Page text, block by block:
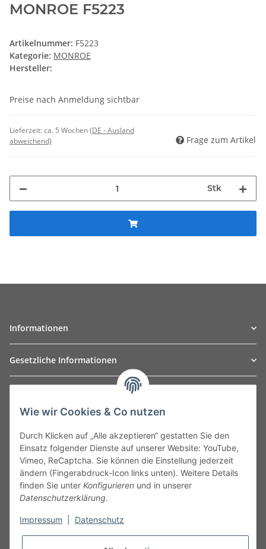
MONROE F5223
Artikelnummer: F5223
Kategorie: MONROE
Hersteller:
Preise nach Anmeldung sichtbar
Lieferzeit:ca. 5 Wochen(DE - Ausland
abweichend)
Frage zum Artikel
Stk
Informationen
Gesetzliche Informationen
Leibnizstraße 2a
Germany
Phone:+49 40 5287270
Fax:+49 40 5281050
Email:sales@tow-automotive.de
Wie wir Cookies & Co nutzen
Durch Klicken auf „Alle akzeptieren“ gestatten Sie den
Einsatz folgender Dienste auf unserer Website: YouTube,
Vimeo, ReCaptcha. Sie können die Einstellung jederzeit
ändern (Fingerabdruck-Icon links unten). Weitere Details
finden Sie unter Konfigurieren und in unserer
Datenschutzerklärung.
Impressum Datenschutz